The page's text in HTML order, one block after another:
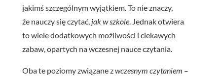
jakimś szczególnym wyjątkiem. To nie znaczy,
że nauczy się czytać, jak w szkole. Jednak otwiera
to wiele dodatkowych możliwości i ciekawych
zabaw, opartych na wczesnej nauce czytania.
Oba te poziomy związane zwczesnym czytaniem –